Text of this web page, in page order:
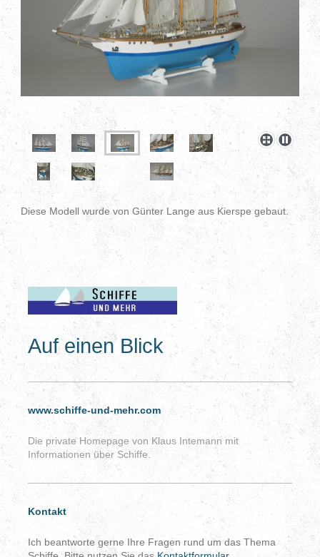
Diese Modell wurde von Günter Lange aus Kierspe gebaut.
Auf einen Blick
www.schiffe-und-mehr.com
Die private Homepage von Klaus Intemann mit
Informationen über Schiffe.
Kontakt
Ich beantworte gerne Ihre Fragen rund um das Thema